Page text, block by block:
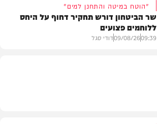
"הוטח במיטה והתחנן למים"
שר הביטחון דורש תחקיר דחוף על היחס
ללוחמים פצועים
09:39
09/08/26דודי סגל